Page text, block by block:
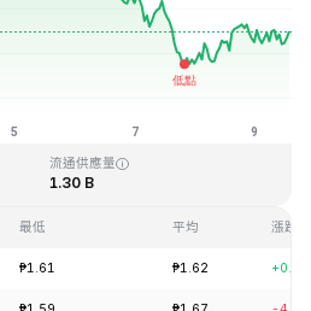
流通供應量
1.30 B
最低 平均 漲跌
₱1.61 ₱1.62